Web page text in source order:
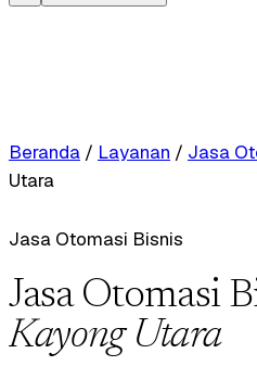
Beranda / Layanan / Jasa
Utara
Jasa Otomasi Bisnis
Jasa Otomasi
Kayong Utara